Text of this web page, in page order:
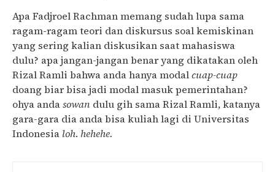
Apa Fadjroel Rachman memang sudah lupa sama
ragam-ragam teori dan diskursus soal kemiskinan
yang sering kalian diskusikan saat mahasiswa
dulu? apa jangan-jangan benar yang dikatakan oleh
Rizal Ramli bahwa anda hanya modalcuap-cuap
doang biar bisa jadi modal masuk pemerintahan?
ohya andasowan dulu gih sama Rizal Ramli, katanya
gara-gara dia anda bisa kuliah lagi di Universitas
Indonesia loh. hehehe.